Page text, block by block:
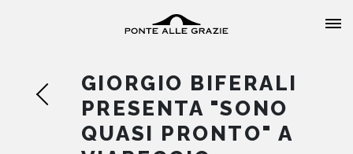
GIORGIO BIFERALI
PRESENTA "SONO
QUASI PRONTO" A